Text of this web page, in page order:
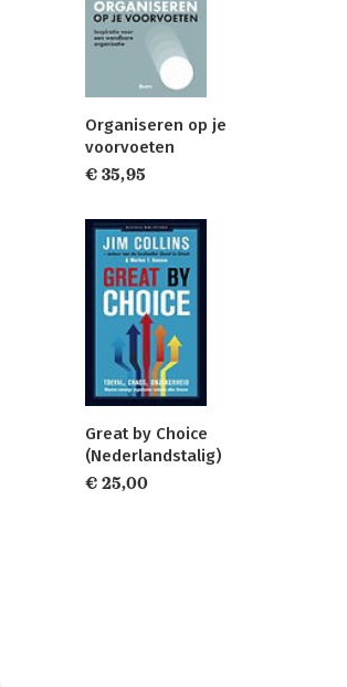
Organiseren op je
voorvoeten
€ 35,95
Great by Choice
(Nederlandstalig)
€ 25,00